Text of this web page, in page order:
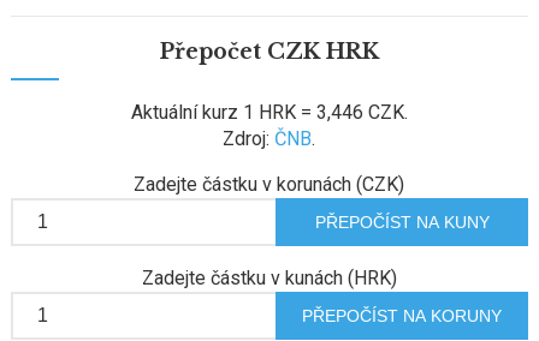
Přepočet CZK HRK
Aktuální kurz 1 HRK = 3,446 CZK.
Zdroj: ČNB.
Zadejte částku v korunách (CZK)
Zadejte částku v kunách (HRK)